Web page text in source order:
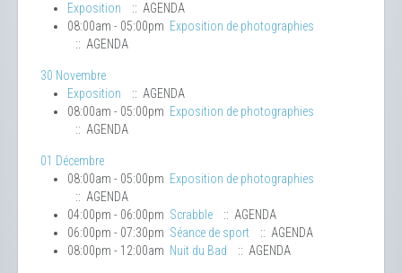
Exposition
:: AGENDA
08:00am - 05:00pm Exposition de photographies
:: AGENDA
30 Novembre
Exposition
:: AGENDA
08:00am - 05:00pm Exposition de photographies
:: AGENDA
01 Décembre
08:00am - 05:00pm Exposition de photographies
:: AGENDA
04:00pm - 06:00pm Scrabble
:: AGENDA
06:00pm - 07:30pm Séance de sport
:: AGENDA
08:00pm - 12:00am Nuit du Bad :: AGENDA